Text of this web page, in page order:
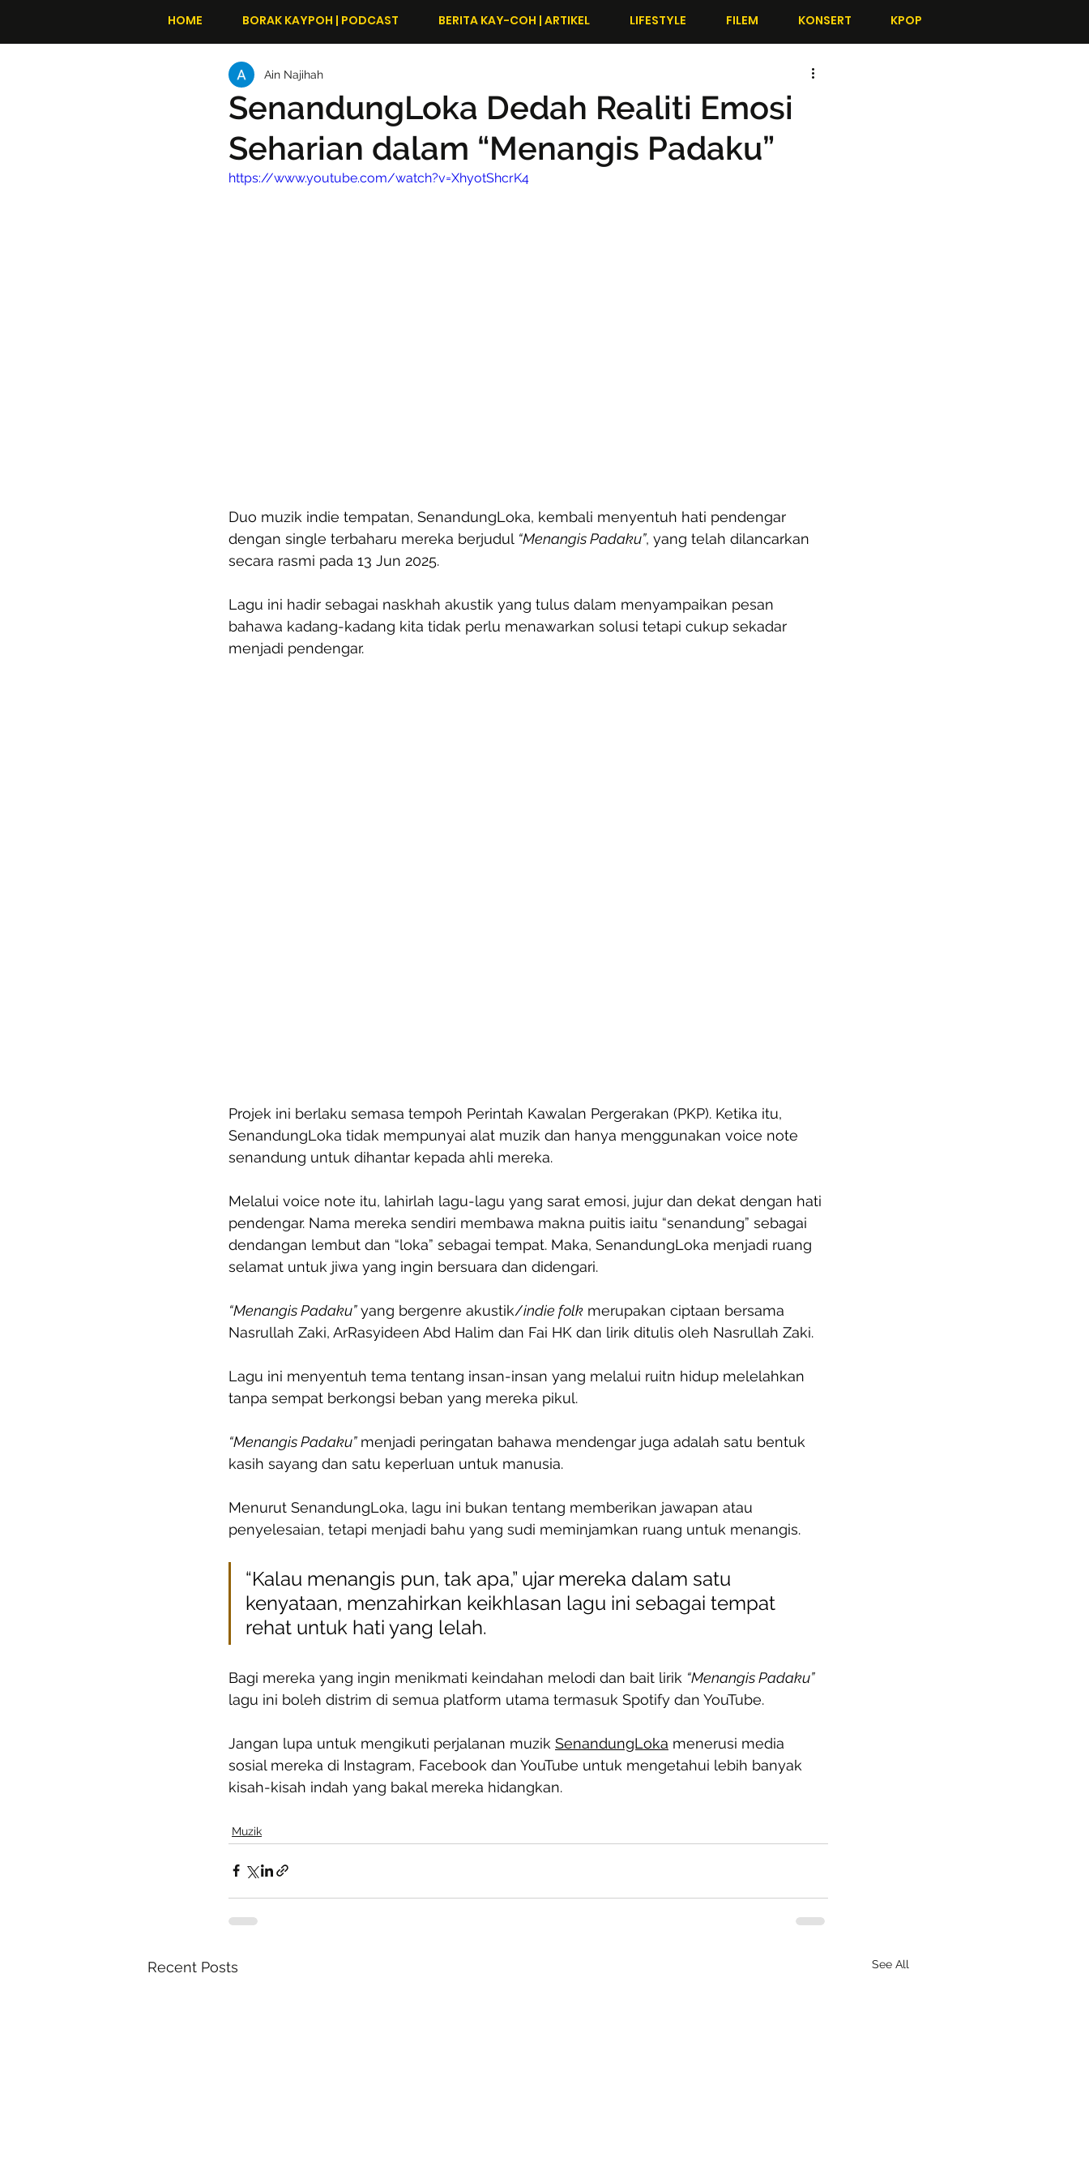
HOME BORAK KAYPOH | PODCAST BERITA KAY-COH | ARTIKEL LIFESTYLE FILEM KONSERT KPOP
SenandungLoka Dedah Realiti Emosi
Seharian dalam “Menangis Padaku”
Ain Najihah
https://www.youtube.com/watch?v=XhyotShcrK4
Duo muzik indie tempatan, SenandungLoka, kembali menyentuh hati pendengar
dengan single terbaharu mereka berjudul “Menangis Padaku”, yang telah dilancarkan
secara rasmi pada 13 Jun 2025.
Lagu ini hadir sebagai naskhah akustik yang tulus dalam menyampaikan pesan
bahawa kadang-kadang kita tidak perlu menawarkan solusi tetapi cukup sekadar
menjadi pendengar.
Projek ini berlaku semasa tempoh Perintah Kawalan Pergerakan (PKP). Ketika itu,
SenandungLoka tidak mempunyai alat muzik dan hanya menggunakan voice note
senandung untuk dihantar kepada ahli mereka.
Melalui voice note itu, lahirlah lagu-lagu yang sarat emosi, jujur dan dekat dengan hati
pendengar. Nama mereka sendiri membawa makna puitis iaitu “senandung” sebagai
dendangan lembut dan “loka” sebagai tempat. Maka, SenandungLoka menjadi ruang
selamat untuk jiwa yang ingin bersuara dan didengari.
“Menangis Padaku” yang bergenre akustik/indie folk merupakan ciptaan bersama
Nasrullah Zaki, ArRasyideen Abd Halim dan Fai HK dan lirik ditulis oleh Nasrullah Zaki.
Lagu ini menyentuh tema tentang insan-insan yang melalui ruitn hidup melelahkan
tanpa sempat berkongsi beban yang mereka pikul.
“Menangis Padaku” menjadi peringatan bahawa mendengar juga adalah satu bentuk
kasih sayang dan satu keperluan untuk manusia.
Menurut SenandungLoka, lagu ini bukan tentang memberikan jawapan atau
penyelesaian, tetapi menjadi bahu yang sudi meminjamkan ruang untuk menangis.
“Kalau menangis pun, tak apa,” ujar mereka dalam satu
kenyataan, menzahirkan keikhlasan lagu ini sebagai tempat
rehat untuk hati yang lelah.
Bagi mereka yang ingin menikmati keindahan melodi dan bait lirik “Menangis Padaku”
lagu ini boleh distrim di semua platform utama termasuk Spotify dan YouTube.
Jangan lupa untuk mengikuti perjalanan muzik SenandungLoka menerusi media
sosial mereka di Instagram, Facebook dan YouTube untuk mengetahui lebih banyak
kisah-kisah indah yang bakal mereka hidangkan.
Muzik
Recent Posts See All